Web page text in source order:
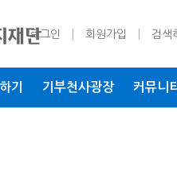
기 기부천사광장 커뮤니
로그인 회원가입 검색